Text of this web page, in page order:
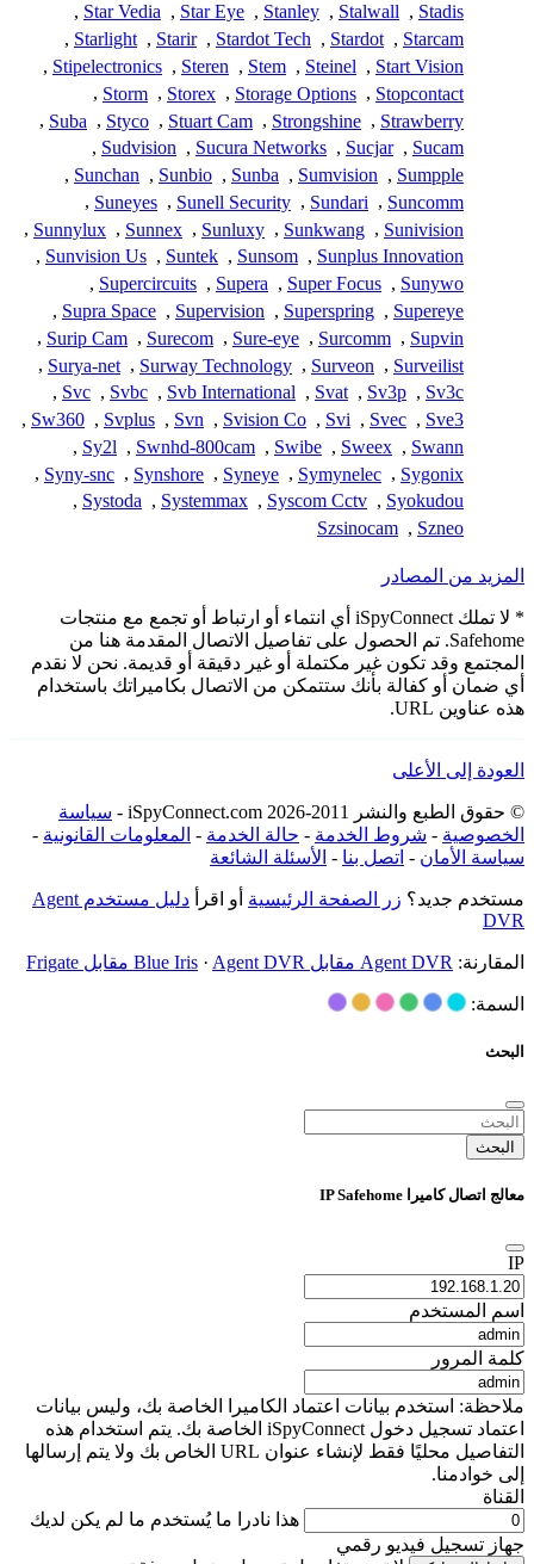
Stadis
,
Stalwall
,
Stanley
,
Star Eye
,
Star Vedia
,
Starcam
,
Stardot
,
Stardot Tech
,
Starir
,
Starlight
,
Start Vision
,
Steinel
,
Stem
,
Steren
,
Stipelectronics
,
Stopcontact
,
Storage Options
,
Storex
,
Storm
,
Strawberry
,
Strongshine
,
Stuart Cam
,
Styco
,
Suba
,
Sucam
,
Sucjar
,
Sucura Networks
,
Sudvision
,
Sumpple
,
Sumvision
,
Sunba
,
Sunbio
,
Sunchan
,
Suncomm
,
Sundari
,
Sunell Security
,
Suneyes
,
Sunivision
,
Sunkwang
,
Sunluxy
,
Sunnex
,
Sunnylux
,
Sunplus Innovation
,
Sunsom
,
Suntek
,
Sunvision Us
,
Sunywo
,
Super Focus
,
Supera
,
Supercircuits
,
Supereye
,
Superspring
,
Supervision
,
Supra Space
,
Supvin
,
Surcomm
,
Sure-eye
,
Surecom
,
Surip Cam
,
Surveilist
,
Surveon
,
Surway Technology
,
Surya-net
,
Sv3c
,
Sv3p
,
Svat
,
Svb International
,
Svbc
,
Svc
,
Sve3
,
Svec
,
Svi
,
Svision Co
,
Svn
,
Svplus
,
Sw360
,
Swann
,
Sweex
,
Swibe
,
Swnhd-800cam
,
Sy2l
,
Sygonix
,
Symynelec
,
Syneye
,
Synshore
,
Syny-snc
,
Syokudou
,
Syscom Cctv
,
Systemmax
,
Systoda
,
Szneo
,
Szsinocam
المزيد من المصادر
* لا تملك iSpyConnect أي انتماء أو ارتباط أو تجمع مع منتجات
Safehome. تم الحصول على تفاصيل الاتصال المقدمة هنا من
المجتمع وقد تكون غير مكتملة أو غير دقيقة أو قديمة. نحن لا نقدم
أي ضمان أو كفالة بأنك ستتمكن من الاتصال بكاميراتك باستخدام
هذه عناوين URL.
العودة إلى الأعلى
© حقوق الطبع والنشر 2011-2026 iSpyConnect.com -
سياسة
الخصوصية - شروط الخدمة - حالة الخدمة - المعلومات القانونية -
سياسة الأمان - اتصل بنا - الأسئلة الشائعة
مستخدم جديد؟ زر الصفحة الرئيسية أو اقرأ
دليل مستخدم Agent
DVR
المقارنة: Agent DVR مقابل Blue Iris · Agent DVR مقابل Frigate
السمة:
البحث
البحث
معالج اتصال كاميرا IP Safehome
IP
اسم المستخدم
كلمة المرور
ملاحظة: استخدم بيانات اعتماد الكاميرا الخاصة بك، وليس بيانات
اعتماد تسجيل دخول iSpyConnect الخاصة بك. يتم استخدام هذه
التفاصيل محليًا فقط لإنشاء عنوان URL الخاص بك ولا يتم إرسالها
إلى خوادمنا.
القناة
هذا نادرا ما يُستخدم ما لم يكن لديك
جهاز تسجيل فيديو رقمي